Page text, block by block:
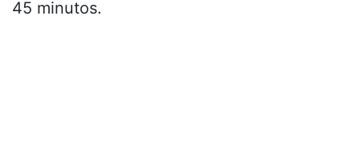
45 minutos.